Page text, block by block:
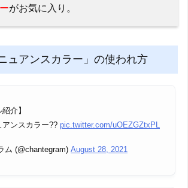
がお気に入り。
ュアンスカラー」の使われ方
介】
アンスカラー?? pic.twitter.com/uOEZGZtxPL
(@chantegram) August 28, 2021